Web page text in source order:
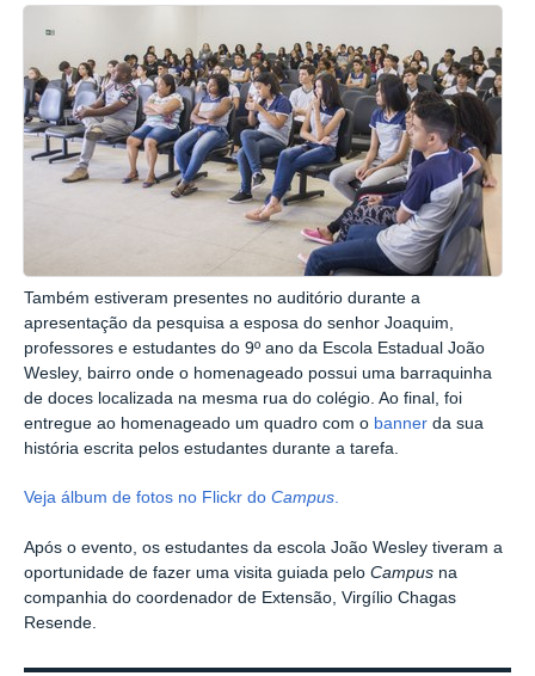
Também estiveram presentes no auditório durante a
apresentação da pesquisa a esposa do senhor Joaquim,
professores e estudantes do 9º ano da Escola Estadual João
Wesley, bairro onde o homenageado possui uma barraquinha
de doces localizada na mesma rua do colégio. Ao final, foi
entregue ao homenageado um quadro com o banner da sua
história escrita pelos estudantes durante a tarefa.
Veja álbum de fotos no Flickr do Campus.
Após o evento, os estudantes da escola João Wesley tiveram a
oportunidade de fazer uma visita guiada pelo Campus na
companhia do coordenador de Extensão, Virgílio Chagas
Resende.